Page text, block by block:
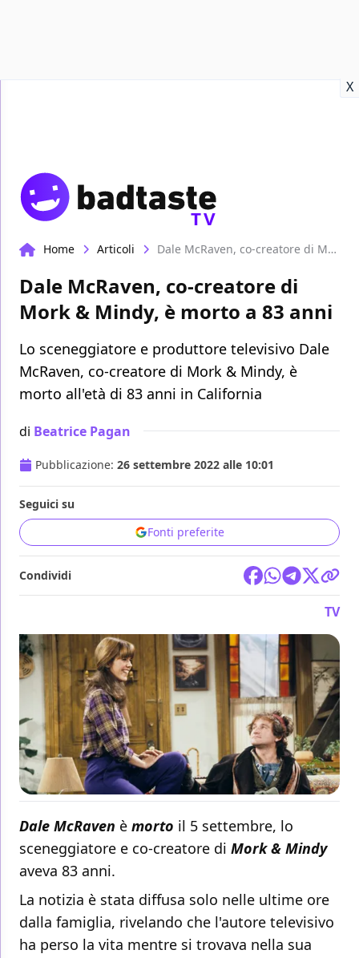
X
TV
Home Articoli Dale McRaven, co-creatore di Mork & Mindy, è morto a 83 anni
Dale McRaven, co-creatore di
Mork & Mindy, è morto a 83 anni
Lo sceneggiatore e produttore televisivo Dale
McRaven, co-creatore di Mork & Mindy, è
morto all'età di 83 anni in California
di Beatrice Pagan
Pubblicazione: 26 settembre 2022 alle 10:01
Seguici su
Fonti preferite
Condividi
TV
Dale McRaven è morto il 5 settembre, lo
sceneggiatore e co-creatore di Mork & Mindy
aveva 83 anni.
La notizia è stata diffusa solo nelle ultime ore
dalla famiglia, rivelando che l'autore televisivo
ha perso la vita mentre si trovava nella sua